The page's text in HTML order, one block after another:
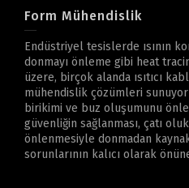
Form Mühendislik
Endüstriyel tesislerde ısının
donmayı önleme gibi heat
üzere, birçok alanda ısıtıcı
mühendislik çözümleri
birikimi ve buz oluşumunu
güvenliğin sağlanması, çatı
önlenmesiyle donmadan
sorunlarının kalıcı olarak